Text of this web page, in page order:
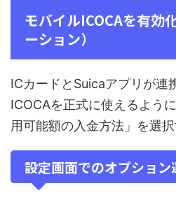
モバイルICOCAを有効
ーション）
ICカードとSuicaアプリが連
ICOCAを正式に使えるよう
用可能額の入金方法」を選
設定画面でのオプション